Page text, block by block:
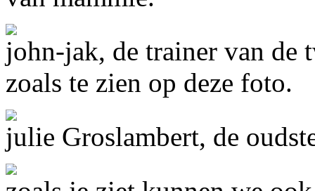
john-jak, de trainer van de
zoals te zien op deze foto.
julie Groslambert, de